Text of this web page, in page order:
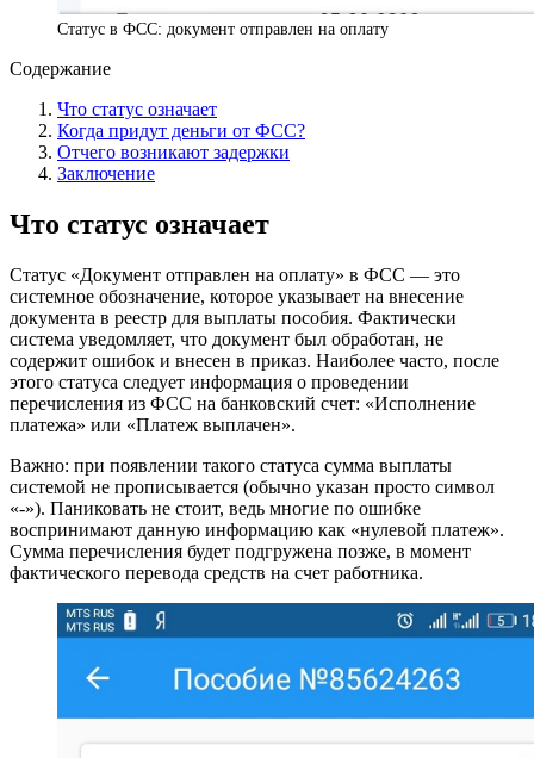
Статус в ФСС: документ отправлен на оплату
Содержание
Что статус означает
Когда придут деньги от ФСС?
Отчего возникают задержки
Заключение
Что статус означает
Статус «Документ отправлен на оплату» в ФСС — это
системное обозначение, которое указывает на внесение
документа в реестр для выплаты пособия. Фактически
система уведомляет, что документ был обработан, не
содержит ошибок и внесен в приказ. Наиболее часто, после
этого статуса следует информация о проведении
перечисления из ФСС на банковский счет: «Исполнение
платежа» или «Платеж выплачен».
Важно: при появлении такого статуса сумма выплаты
системой не прописывается (обычно указан просто символ
«-»). Паниковать не стоит, ведь многие по ошибке
воспринимают данную информацию как «нулевой платеж».
Сумма перечисления будет подгружена позже, в момент
фактического перевода средств на счет работника.